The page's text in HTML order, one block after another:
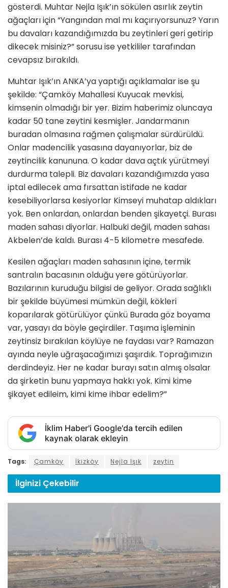
gösterdi. Muhtar Nejla Işık’ın sökülen asırlık zeytin
ağaçları için “Yangından mal mı kaçırıyorsunuz? Yarın
bu davaları kazandığımızda bu zeytinleri geri getirip
dikecek misiniz?” sorusu ise yetkililer tarafından
cevapsız bırakıldı.
Muhtar Işık’ın ANKA’ya yaptığı açıklamalar ise şu
şekilde: “Çamköy Mahallesi Kuyucak mevkisi,
kimsenin olmadığı bir yer. Bizim haberimiz oluncaya
kadar 50 tane zeytini kesmişler. Jandarmanın
buradan olmasına rağmen çalışmalar sürdürüldü.
Onlar madencilik yasasına dayanıyorlar, biz de
zeytincilik kanununa. O kadar dava açtık yürütmeyi
durdurma talepli. Biz davaları kazandığımızda yasa
iptal edilecek ama fırsattan istifade ne kadar
kesebiliyorlarsa kesiyorlar Kimseyi muhatap aldıkları
yok. Ben onlardan, onlardan benden şikayetçi. Burası
maden sahası diyorlar. Halbuki değil, maden sahası
Akbelen’de kaldı. Burası 4-5 kilometre mesafede.
Kesilen ağaçları maden sahasının içine, termik
santralın bacasının olduğu yere götürüyorlar.
Bazılarının kuruduğu bilgisi de geliyor. Orada sağlıklı
bir şekilde büyümesi mümkün değil, kökleri
koparılarak götürülüyor çünkü Burada göz boyama
var, yasayı da böyle geçirdiler. Taşıma işleminin
zeytinsiz bırakılan köylüye ne faydası var? Ramazan
ayında neyle uğraşacağımızı şaşırdık. Toprağımızın
derdindeyiz. Her ne kadar burayı satın almış olsalar
da şirketin bunu yapmaya hakkı yok. Kimi kime
şikayet edileim, kimi kime ihbar edelim?”
İklim Haber'i Google'da tercih edilen
kaynak olarak ekleyin
Tags: Çamköy İkizköy Nejla Işık zeytin
İlginizi Çekebilir